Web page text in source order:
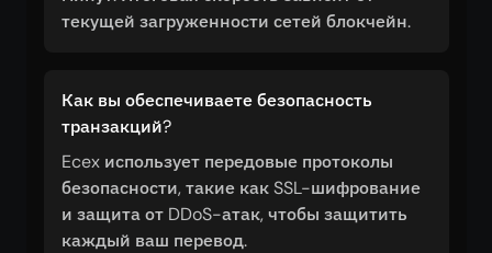
текущей загруженности сетей блокчейн.
Как вы обеспечиваете безопасность
транзакций?
Ecex использует передовые протоколы
безопасности, такие как SSL-шифрование
и защита от DDoS-атак, чтобы защитить
каждый ваш перевод.